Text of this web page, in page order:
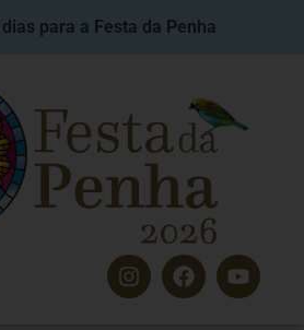
dias para a Festa da Penha